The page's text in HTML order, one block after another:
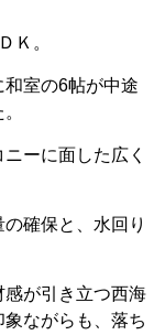
Ｋ。
室の6帖が中途
ーに面した広く
確保と、水回り
が引き立つ西海
ながらも、落ち